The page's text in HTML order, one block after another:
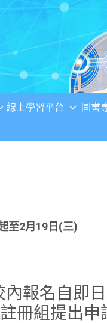
線上學習平台 圖書
至2月19日(三)
報名自即
冊組提出申